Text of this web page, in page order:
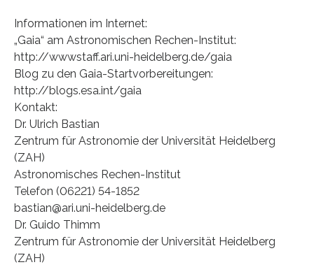
Informationen im Internet:
„Gaia“ am Astronomischen Rechen-Institut:
http://wwwstaff.ari.uni-heidelberg.de/gaia
Blog zu den Gaia-Startvorbereitungen:
http://blogs.esa.int/gaia
Kontakt:
Dr. Ulrich Bastian
Zentrum für Astronomie der Universität Heidelberg
(ZAH)
Astronomisches Rechen-Institut
Telefon (06221) 54-1852
bastian@ari.uni-heidelberg.de
Dr. Guido Thimm
Zentrum für Astronomie der Universität Heidelberg
(ZAH)